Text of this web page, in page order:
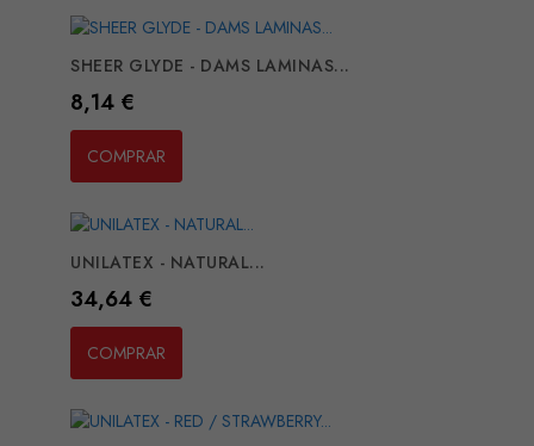
SHEER GLYDE - DAMS LAMINAS...
Preço
8,14 €
COMPRAR
UNILATEX - NATURAL...
Preço
34,64 €
COMPRAR